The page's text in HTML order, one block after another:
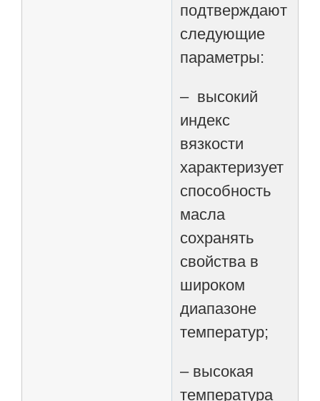
подтверждают
следующие
параметры:
– высокий
индекс
вязкости
характеризует
способность
масла
сохранять
свойства в
широком
диапазоне
температур;
– высокая
температура